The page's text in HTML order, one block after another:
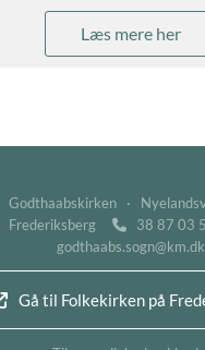
Læs mere her
·
Frederiksberg
 38 87 03
godthaabs.sogn@km.dk
Gå til Folkekirken på